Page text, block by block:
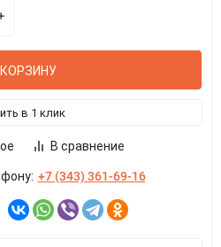
КОРЗИНУ
в 1 клик
В сравнение
+7 (343) 361-69-16